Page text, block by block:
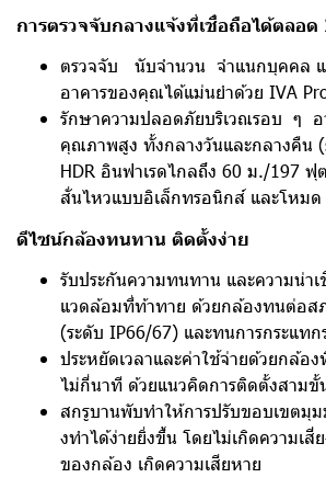
การตรวจจับกลางแจ้งที่เชื่อถือได้ตลอ
ตรวจจับ นับจํานวน จําแนกบุคคล แ
อาคารของคุณได้แม่นยําด้วย IVA
รักษาความปลอดภัยบริเวณรอบ ๆ อ
คุณภาพสูง ทั้งกลางวันและกลางคืน
HDR อินฟาเรดไกลถึง 60 ม./197
สั่นไหวแบบอิเล็กทรอนิกส์ และโหม
ดีไซน์กล้องทนทาน ติดตั้งง่าย
รับประกันความทนทาน และความน่า
แวดล้อมที่ท้าทาย ด้วยกล้องทนต่อส
(ระดับ IP66/67) และทนการกระแทก
ประหยัดเวลาและค่าใช้จ่ายด้วยกล้อ
ไม่กี่นาที ด้วยแนวคิดการติดตั้งสามขั้
สกรูบานพับทําให้การปรับขอบเขตมุ
งทําได้ง่ายยิ่งขึ้น โดยไม่เกิดความเสี่
ของกล้อง เกิดความเสียหาย